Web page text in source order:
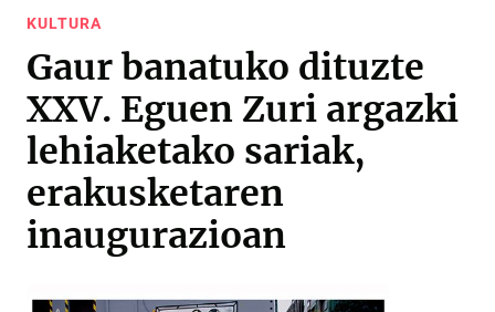
KULTURA
Gaur banatuko dituzte
XXV. Eguen Zuri argazki
lehiaketako sariak,
erakusketaren
inaugurazioan